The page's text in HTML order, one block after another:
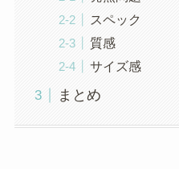
スペック
質感
サイズ感
まとめ